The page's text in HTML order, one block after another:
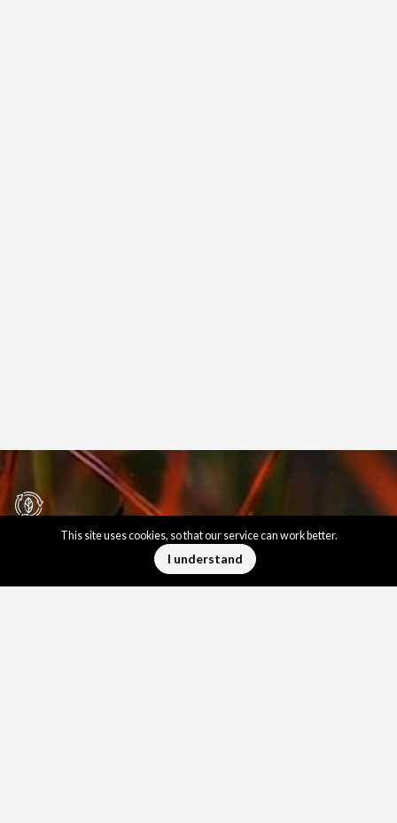
在KRONEN集团，我们全力减少泥炭开
采、降低潜在环境影响。
This site uses cookies, so that our service can work better.
I understand